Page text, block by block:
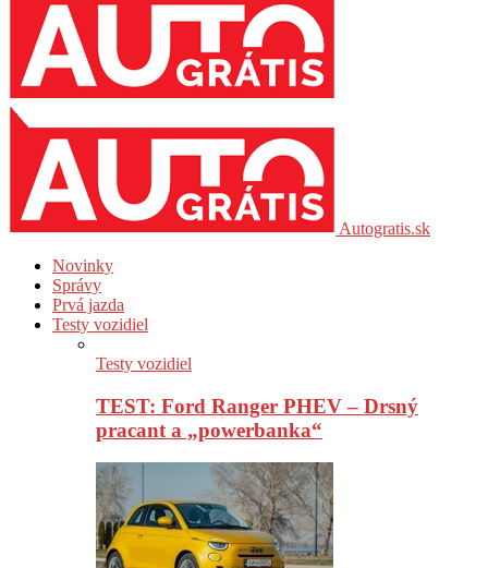
Autogratis.sk
Novinky
Správy
Prvá jazda
Testy vozidiel
Testy vozidiel
TEST: Ford Ranger PHEV – Drsný
pracant a „powerbanka“